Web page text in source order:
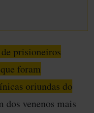
prisioneiros
foram
oriundas do
dos venenos mais